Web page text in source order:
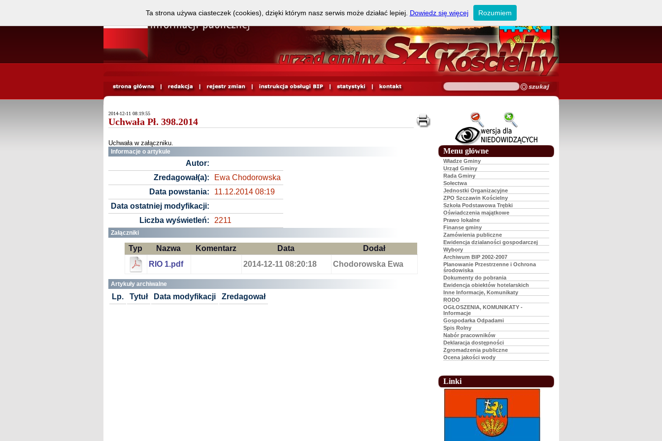
2014-12-11 08:19:55
Uchwała Pł. 398.2014
Uchwała w załączniku.
Informacje o artykule
Autor:
Zredagował(a):
Ewa Chodorowska
Data powstania:
11.12.2014 08:19
Data ostatniej modyfikacji:
Liczba wyświetleń:
2211
Załączniki
Typ Nazwa Komentarz Data
Dodał
RIO 1.pdf
2014-12-11 08:20:18 Chodorowska Ewa
Artykuły archiwalne
Lp. Tytuł Data modyfikacji Zredagował
Menu główne
Władze Gminy
Urząd Gminy
Rada Gminy
Sołectwa
Jednostki Organizacyjne
ZPO Szczawin Kościelny
Szkoła Podstawowa Trębki
Oświadczenia majątkowe
Prawo lokalne
Finanse gminy
Zamówienia publiczne
Ewidencja dzialaności gospodarczej
Wybory
Archiwum BIP 2002-2007
Planowanie Przestrzenne i Ochrona
środowiska
Dokumenty do pobrania
Ewidencja obiektów hotelarskich
Inne Informacje, Komunikaty
RODO
OGŁOSZENIA, KOMUNIKATY -
Informacje
Gospodarka Odpadami
Spis Rolny
Nabór pracowników
Deklaracja dostępności
Zgromadzenia publiczne
Ocena jakości wody
Linki
Ta strona używa ciasteczek (cookies), dzięki którym nasz serwis może działać lepiej. Dowiedz się więcej Rozumiem